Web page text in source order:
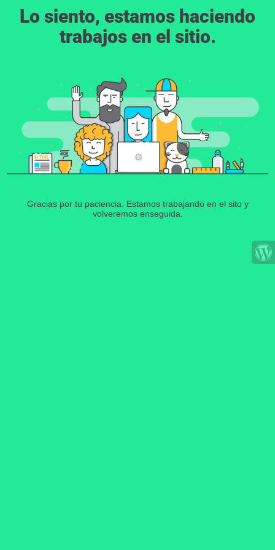
Lo siento, estamos haciendo
trabajos en el sitio.
Gracias por tu paciencia. Estamos trabajando en el sito y
volveremos enseguida.